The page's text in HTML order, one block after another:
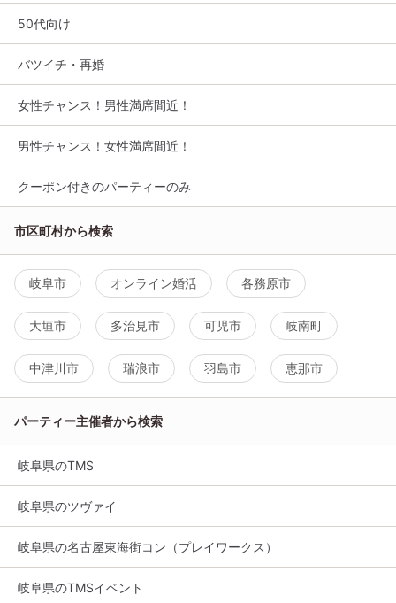
50代向け
バツイチ・再婚
女性チャンス！男性満席間近！
男性チャンス！女性満席間近！
クーポン付きのパーティーのみ
市区町村から検索
岐阜市 オンライン婚活 各務原市
大垣市 多治見市 可児市 岐南町
中津川市 瑞浪市 羽島市 恵那市
パーティー主催者から検索
岐阜県のTMS
岐阜県のツヴァイ
岐阜県の名古屋東海街コン（プレイワークス）
岐阜県のTMSイベント